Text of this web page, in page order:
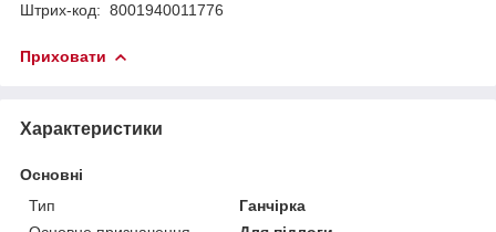
Штрих-код: 8001940011776
Приховати
Характеристики
Основні
Тип
Ганчірка